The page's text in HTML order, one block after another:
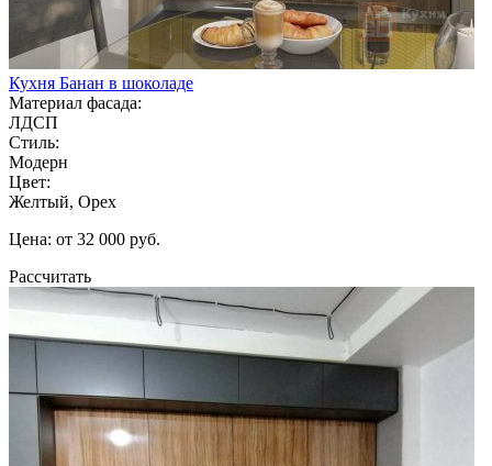
Кухня Банан в шоколаде
Материал фасада:
ЛДСП
Стиль:
Модерн
Цвет:
Желтый, Орех
Цена: от 32 000 руб.
Рассчитать